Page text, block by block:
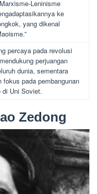
Leninisme
ke
yang dikenal
percaya pada revolusi
perjuangan
dunia, sementara
fokus pada pembangunan
Uni Soviet.
Zedong